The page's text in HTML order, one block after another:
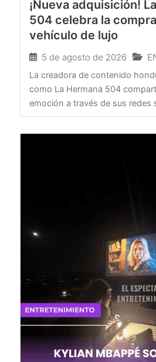
¡Nueva adquisición! La
504 celebra la compra
5 de agosto de 2026
La creadora de contenido
como La Hermana 504
emoción a través de sus redes